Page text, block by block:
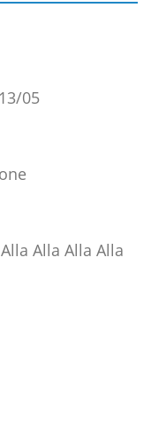
05
Alla Alla Alla